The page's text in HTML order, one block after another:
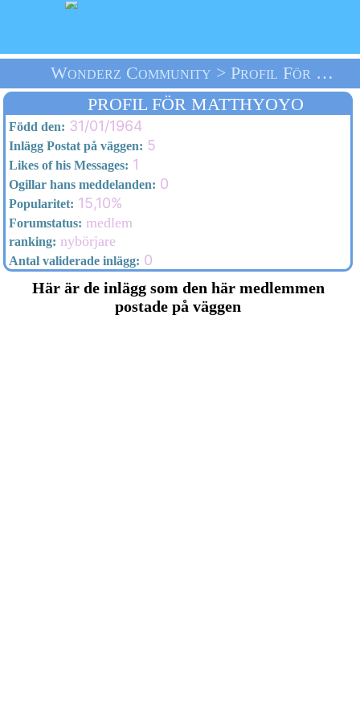
Wonderz Community > Profil För Matthyoyo > Välkommen
PROFIL FÖR MATTHYOYO
Född den: 31/01/1964
Inlägg Postat på väggen: 5
Likes of his Messages: 1
Ogillar hans meddelanden: 0
Popularitet: 15,10%
Forumstatus: medlem
ranking: nybörjare
Antal validerade inlägg: 0
Här är de inlägg som den här medlemmen
postade på väggen